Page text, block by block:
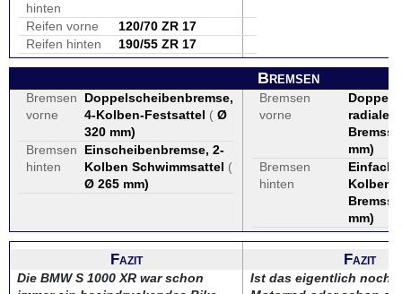
hinten
Reifen vorne
120/70 ZR 17
Reifen hinten
190/55 ZR 17
Bremsen
Bremsen
vorne
Doppelscheibenbremse,
4-Kolben-Festsattel ( Ø
320 mm)
Bremsen
hinten
Einscheibenbremse, 2-
Kolben Schwimmsattel (
Ø 265 mm)
Bremsen
vorne
radiale
mm)
Bremsen
hinten
Kolben-
mm)
Fazit
Die BMW S 1000 XR war schon
Fazit
Ist das eigentlich noch